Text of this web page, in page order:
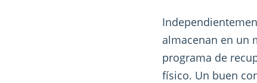
almacenan en un
programa de
físico. Un buen